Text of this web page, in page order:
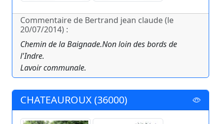
Commentaire de Bertrand jean claude (le
20/07/2014) :
Chemin de la Baignade.Non loin des bords de
l'Indre.
Lavoir communale.
CHATEAUROUX (36000)